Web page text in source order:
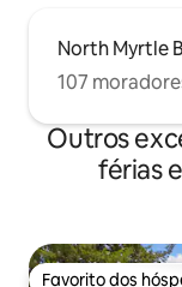
North Myrtle
107
Outros
férias
Favorito dos